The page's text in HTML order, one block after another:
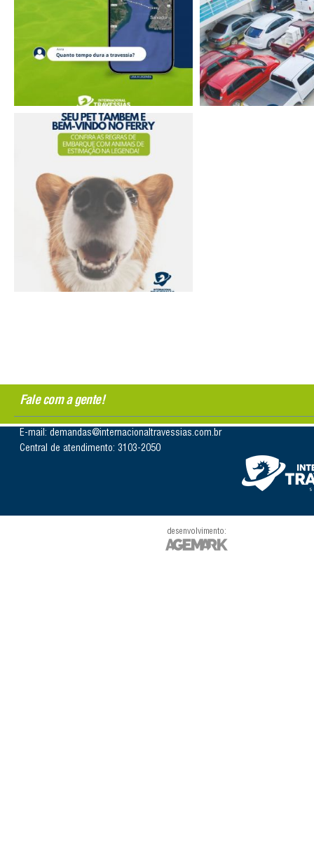
Fale com a gente!
E-mail: demandas@internacionaltravessias.com.br
Central de atendimento: 3103-2050
desenvolvimento: